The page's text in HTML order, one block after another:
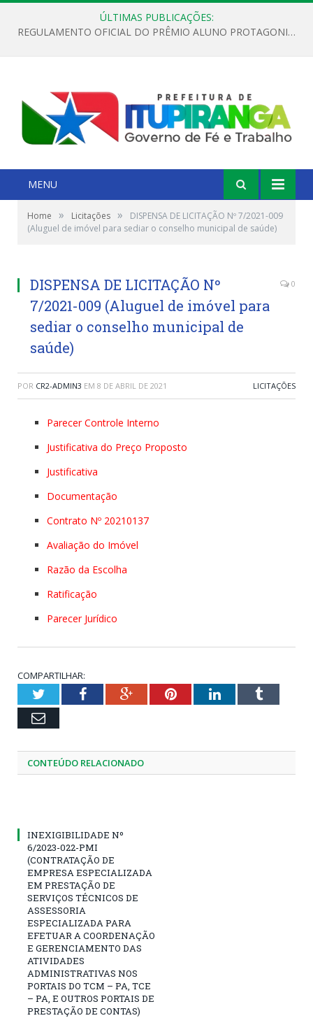
ÚLTIMAS PUBLICAÇÕES:
REGULAMENTO OFICIAL DO PRÊMIO ALUNO PROTAGONISTA – EDIÇÃO 2026
MENU
Home » Licitações »
DISPENSA DE LICITAÇÃO Nº 7/2021-009
(Aluguel de imóvel para sediar o conselho municipal de saúde)
DISPENSA DE LICITAÇÃO Nº
7/2021-009 (Aluguel de imóvel para
sediar o conselho municipal de
saúde)
0
POR CR2-ADMIN3 EM 8 DE ABRIL DE 2021 LICITAÇÕES
Parecer Controle Interno
Justificativa do Preço Proposto
Justificativa
Documentação
Contrato Nº 20210137
Avaliação do Imóvel
Razão da Escolha
Ratificação
Parecer Jurídico
COMPARTILHAR:
TwitterFacebookGoogle+PinterestLinkedInTumblr
Email
CONTEÚDO RELACIONADO
INEXIGIBILIDADE Nº
6/2023-022-PMI
(CONTRATAÇÃO DE
EMPRESA ESPECIALIZADA
EM PRESTAÇÃO DE
SERVIÇOS TÉCNICOS DE
ASSESSORIA
ESPECIALIZADA PARA
EFETUAR A COORDENAÇÃO
E GERENCIAMENTO DAS
ATIVIDADES
ADMINISTRATIVAS NOS
PORTAIS DO TCM – PA, TCE
– PA, E OUTROS PORTAIS DE
PRESTAÇÃO DE CONTAS)